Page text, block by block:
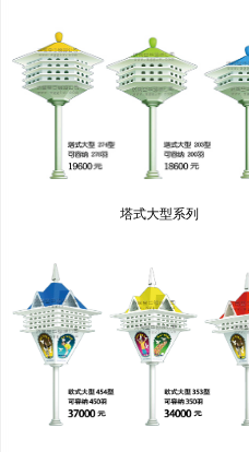
塔式大型系列